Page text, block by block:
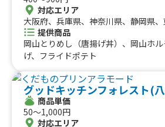
氷、赤肉メロンソーダ、夕張かき氷、
個入り、大盛り唐揚げ弁当、北海道プ
北海道プレミアムコーン、北海道チキ
海道赤肉メロン果肉アイス、ハイボー
おにぎり、北海道焼きザンギ ヒミ
対応エリア
大阪府、兵庫県、神奈川県、静岡県
提供商品
岡山とりめし（唐揚げ丼）、岡山ホ
げ、フライドポテト
グッドキッチンフォレスト(
商品単価
50〜1,000円
対応エリア